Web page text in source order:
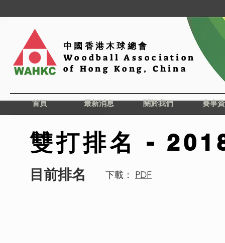
中國香港木球總會
Woodball Association
of Hong Kong, China
雙打排名 -
目前排名 下載： PDF
首頁 最新消息 關於我們 賽事